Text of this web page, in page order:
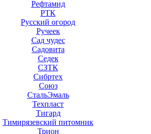
Рефтамид
РТК
Русский огород
Ручеек
Сад чудес
Садовита
Седек
СЗТК
Сибртех
Союз
СтальЭмаль
Техпласт
Тигард
Тимирязевский питомник
Трион